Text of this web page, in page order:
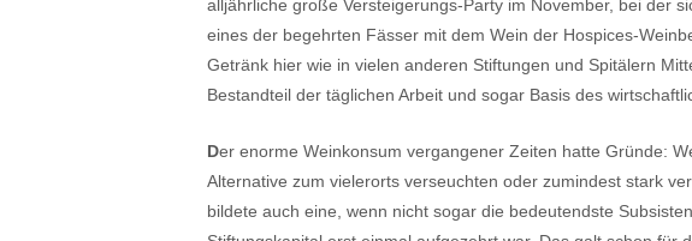
alljährliche große Versteigerungs-Party im November, bei der
eines der begehrten Fässer mit dem Wein der Hospices-
Getränk hier wie in vielen anderen Stiftungen und Spitälern
Bestandteil der täglichen Arbeit und sogar Basis des
Der enorme Weinkonsum vergangener Zeiten hatte Gründe:
Alternative zum vielerorts verseuchten oder zumindest stark
bildete auch eine, wenn nicht sogar die bedeutendste